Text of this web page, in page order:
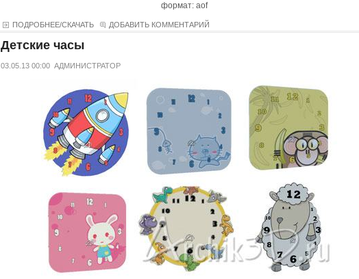
формат: aof
ПОДРОБНЕЕ/СКАЧАТЬ ДОБАВИТЬ КОММЕНТАРИЙ
Детские часы
03.05.13 00:00 АДМИНИСТРАТОР